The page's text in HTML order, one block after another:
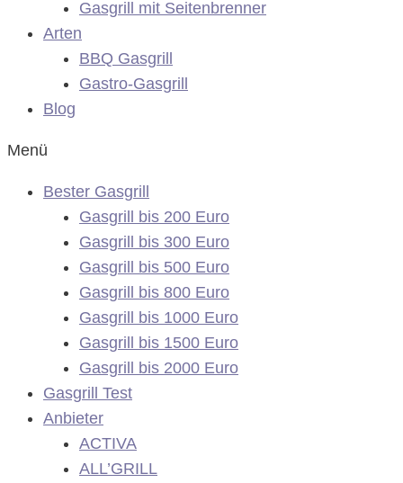
Gasgrill mit Seitenbrenner
Arten
BBQ Gasgrill
Gastro-Gasgrill
Blog
Menü
Bester Gasgrill
Gasgrill bis 200 Euro
Gasgrill bis 300 Euro
Gasgrill bis 500 Euro
Gasgrill bis 800 Euro
Gasgrill bis 1000 Euro
Gasgrill bis 1500 Euro
Gasgrill bis 2000 Euro
Gasgrill Test
Anbieter
ACTIVA
ALL’GRILL